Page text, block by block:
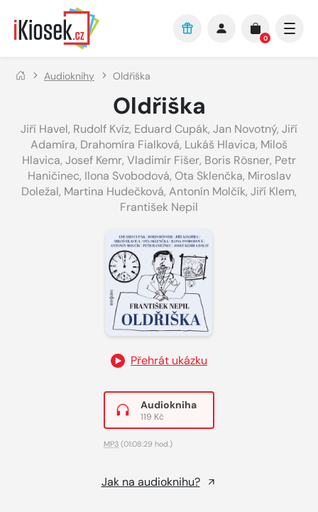
Přejít na hlavní obsah
0
Audioknihy Oldřiška
Oldřiška
Jiří Havel, Rudolf Kvíz, Eduard Cupák, Jan Novotný, Jiří
Adamíra, Drahomíra Fialková, Lukáš Hlavica, Miloš
Hlavica, Josef Kemr, Vladimír Fišer, Boris Rösner, Petr
Haničinec, Ilona Svobodová, Ota Sklenčka, Miroslav
Doležal, Martina Hudečková, Antonín Molčík, Jiří Klem,
František Nepil
Přehrát ukázku
Audiokniha
119 Kč
MP3 (01:08:29 hod.)
Jak na audioknihu?